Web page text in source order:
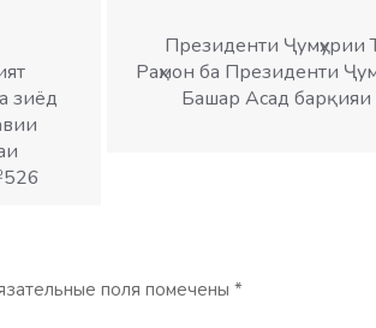
зиёд
Президенти Ҷумҳурии
Раҳмон ба Президенти
Башар Асад барқияи
поля помечены *